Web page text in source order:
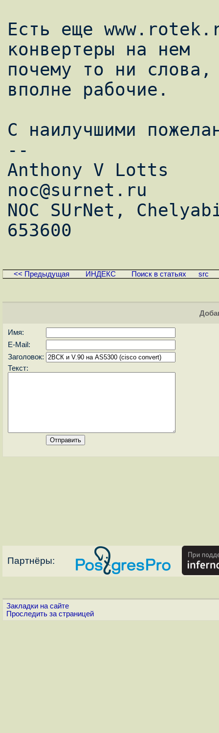
Есть еще
конвертеры на нем
почему то ни
вполне рабочие.
С наилучшими
--
Anthony V Lotts
noc@surnet.ru
NOC SUrNet,
<< Предыдущая ИНДЕКС Поиск в статьях src
Имя:
E-Mail:
Заголовок:
Текст:
Партнёры:
Закладки на сайте
Проследить за страницей